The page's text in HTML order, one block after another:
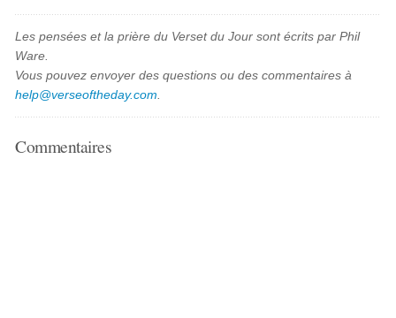
Les pensées et la prière du Verset du Jour sont écrits par Phil
Ware.
Vous pouvez envoyer des questions ou des commentaires à
help@verseoftheday.com
Commentaires